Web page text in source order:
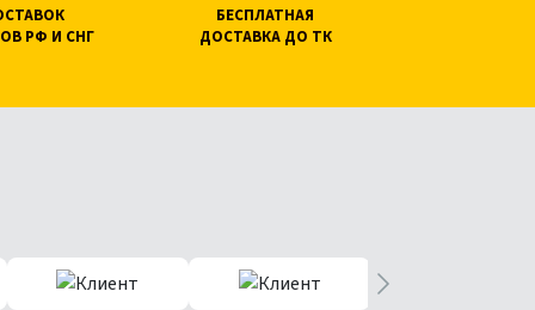
РФ И СНГ
БЕСПЛАТНАЯ
ДОСТАВКА ДО ТК